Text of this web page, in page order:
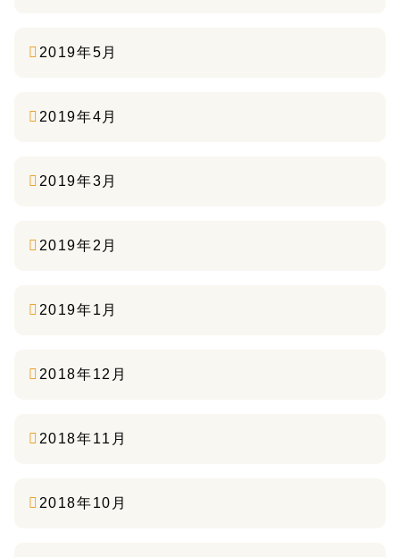
2019年5月
2019年4月
2019年3月
2019年2月
2019年1月
2018年12月
2018年11月
2018年10月